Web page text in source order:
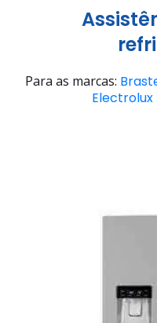
Para as marcas:
Electrolux